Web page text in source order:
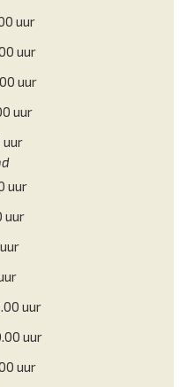
uur
uur
uur
uur
uur
uur
uur
uur
uur
uur